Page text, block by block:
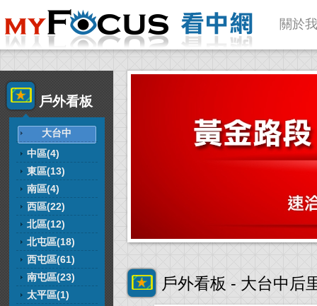
關於
戶外看板
大台中
中區(4)
東區(13)
南區(4)
西區(22)
北區(12)
北屯區(18)
西屯區(61)
南屯區(23)
太平區(1)
戶外看板 - 大台中后